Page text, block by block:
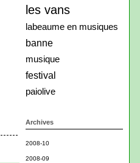
les vans
labeaume en musiques
banne
musique
festival
paiolive
Archives
2008-10
2008-09